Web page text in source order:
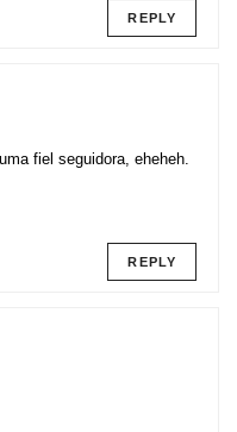
REPLY
fiel seguidora, eheheh.
REPLY